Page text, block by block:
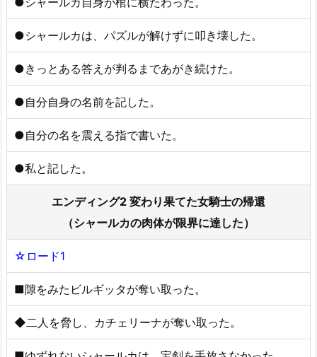
●シャールカは、パズルが解けずに叩き壊した。
●きっとある答えが判るまであがき続けた。
●自分自身の名前を記した。
●自分の名を震える指で書いた。
●私と記した。
エンディング2 変わり果てた女騎士の帰還
（シャールカの肉体が限界に達した）
☆ロード1
■隙をみたビルギッタが奪い取った。
◆二人を脅し、カチェリーナが奪い取った。